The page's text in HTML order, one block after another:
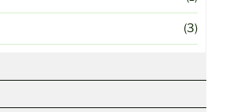
(3)